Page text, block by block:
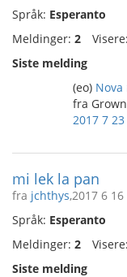
Språk: Esperanto
Meldinger: 2 Visere:
Siste melding
(eo)
fra Grown
2017 7 23
mi lek la pan
fra jchthys,2017 6 16
Språk: Esperanto
Meldinger: 2 Visere:
Siste melding